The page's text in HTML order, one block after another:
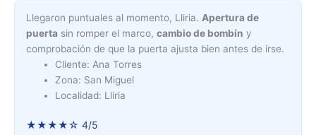
Llegaron puntuales al momento, Lliria. Apertura de
puerta sin romper el marco, cambio de bombín y
comprobación de que la puerta ajusta bien antes de irse.
Cliente: Ana Torres
Zona: San Miguel
Localidad: Lliria
★★★★☆ 4/5